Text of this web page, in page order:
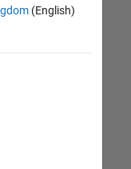
(English)